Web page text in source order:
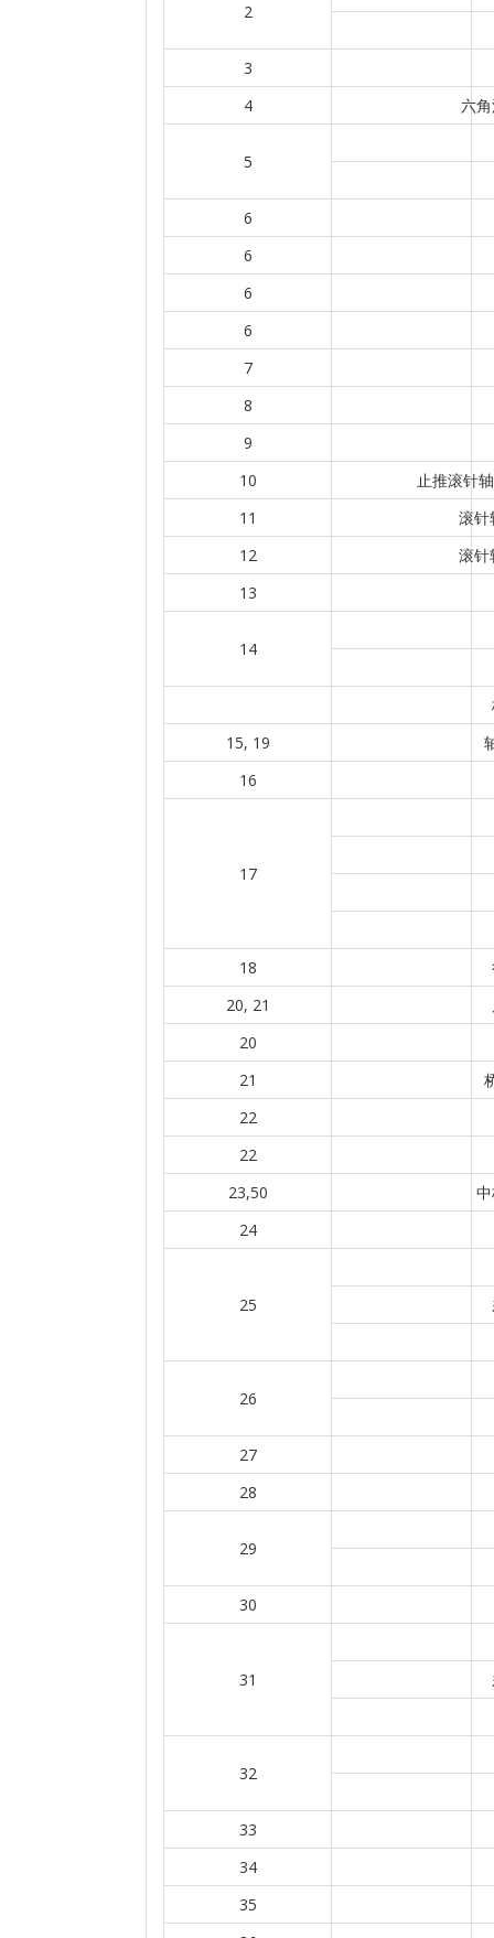
2
3
4
六
5
6
6
6
6
7
8
9
10
止推滚针
11
滚针
12
滚针
13
14
15, 19
16
17
18
20, 21
20
21
22
22
23,50
24
25
26
27
28
29
30
31
32
33
34
35